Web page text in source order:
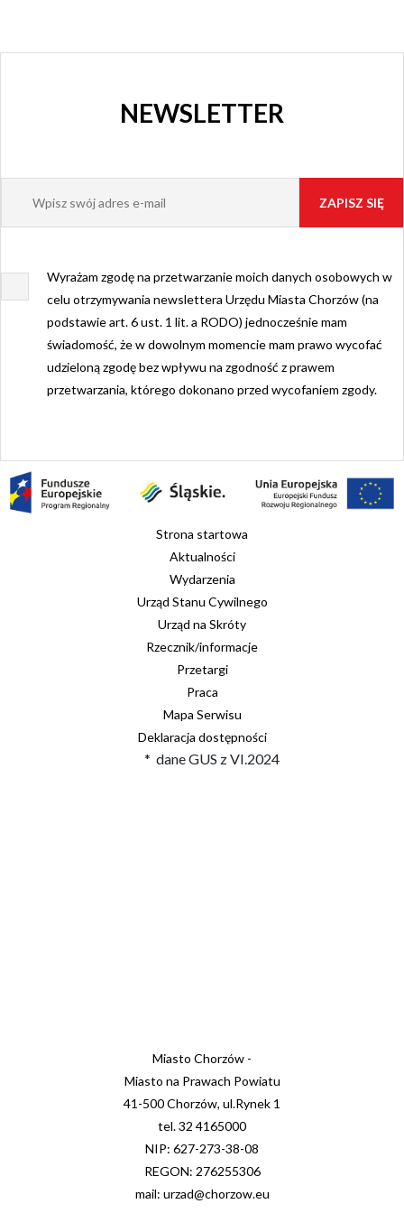
NEWSLETTER
Wyrażam zgodę na przetwarzanie moich danych osobowych w
celu otrzymywania newslettera Urzędu Miasta Chorzów (na
podstawie art. 6 ust. 1 lit. a RODO) jednocześnie mam
świadomość, że w dowolnym momencie mam prawo wycofać
udzieloną zgodę bez wpływu na zgodność z prawem
przetwarzania, którego dokonano przed wycofaniem zgody.
Strona startowa
Aktualności
Wydarzenia
Urząd Stanu Cywilnego
Urząd na Skróty
Rzecznik/informacje
Przetargi
Praca
Mapa Serwisu
Deklaracja dostępności
* dane GUS z VI.2024
Miasto Chorzów -
Miasto na Prawach Powiatu
41-500 Chorzów, ul.Rynek 1
tel. 32 4165000
NIP: 627-273-38-08
REGON: 276255306
mail: urzad@chorzow.eu